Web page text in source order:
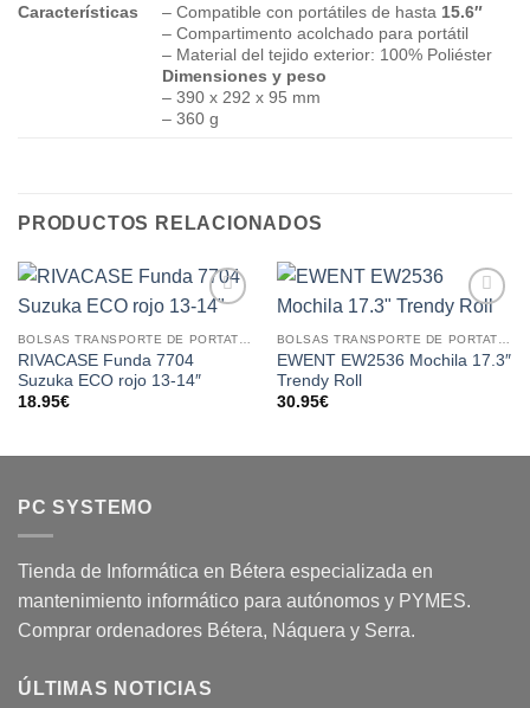
Características – Compatible con portátiles de hasta 15.6″
– Compartimento acolchado para portátil
– Material del tejido exterior: 100% Poliéster
Dimensiones y peso
– 390 x 292 x 95 mm
– 360 g
PRODUCTOS RELACIONADOS
wishlist
RIVACASE Funda 7704
Suzuka ECO rojo 13-14″
18.95€
wishlist
EWENT EW2536 Mochila 17.3″
Trendy Roll
30.95€
PC SYSTEMO
Tienda de Informática en Bétera especializada en
mantenimiento informático para autónomos y PYMES.
Comprar ordenadores Bétera, Náquera y Serra.
ÚLTIMAS NOTICIAS